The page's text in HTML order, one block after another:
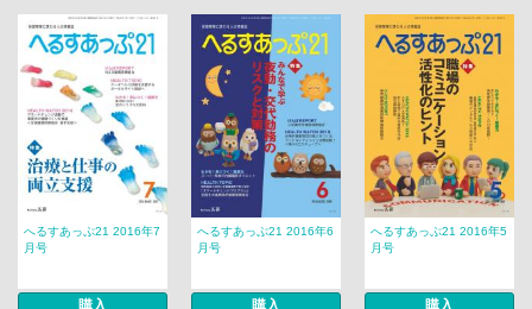
へるすあっぷ21 2016年7
月号
購入
へるすあっぷ21 2016年6
月号
購入
へるすあっぷ21 2016年5
月号
購入